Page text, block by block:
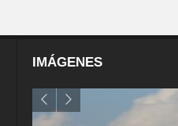
IMÁGENES